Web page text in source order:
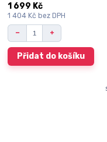
1 699 Kč
1 404 Kčbez DPH
Přidat do košíku